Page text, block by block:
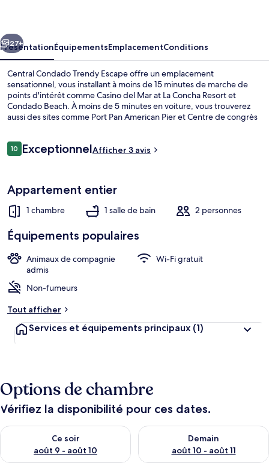
Suivant
27+
PrésentationÉquipementsEmplacementConditions
Central Condado Trendy Escape offre un emplacement
sensationnel, vous installant à moins de 15 minutes de marche de
points d'intérêt comme Casino del Mar at La Concha Resort et
Condado Beach. À moins de 5 minutes en voiture, vous trouverez
aussi des sites comme Port Pan American Pier et Centre de congrès
Avis
voyageurs
1010 sur 10
ExceptionnelAfficher 3 avis
Appartement entier
1 chambre 1 salle de bain 2 personnes
Équipements populaires
Animaux de compagnie
admis
Wi-Fi gratuit
Non-fumeurs
Tout afficher
Services et équipements principaux (1)
Options de chambre
Vérifiez la disponibilité pour ces dates.
Ce soir
août 9 - août 10
Vérifier la disponibilité pour ce soir août 9 - août 10
Demain
août 10 - août 11
Vérifier la disponibilité pour